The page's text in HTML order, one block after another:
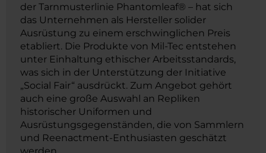
der Tarnmusterlinie Phantomleaf® – hat sich
das Unternehmen als Hersteller solider
Ausrüstung zu einem erschwinglichen Preis
etabliert. Die Produkte von Mil-Tec entstehen
unter Einhaltung ethischer Arbeitsstandards,
was sich in der Unterstützung der Initiative
„Social Fair“ ausdrückt. Zum Angebot gehört
auch eine große Auswahl an Repliken
historischer Uniformen und
Ausrüstungsgegenständen, die von Sammlern
und Reenactment-Enthusiasten geschätzt